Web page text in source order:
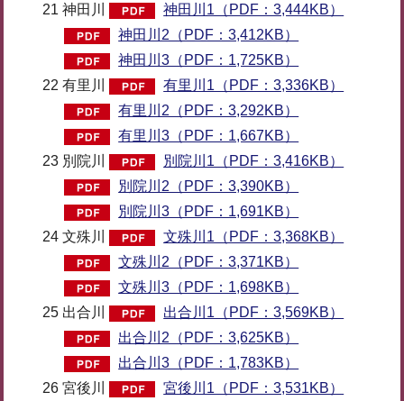
21 神田川
神田川1（PDF：3,444KB）
神田川2（PDF：3,412KB）
神田川3（PDF：1,725KB）
22 有里川
有里川1（PDF：3,336KB）
有里川2（PDF：3,292KB）
有里川3（PDF：1,667KB）
23 別院川
別院川1（PDF：3,416KB）
別院川2（PDF：3,390KB）
別院川3（PDF：1,691KB）
24 文殊川
文殊川1（PDF：3,368KB）
文殊川2（PDF：3,371KB）
文殊川3（PDF：1,698KB）
25 出合川
出合川1（PDF：3,569KB）
出合川2（PDF：3,625KB）
出合川3（PDF：1,783KB）
26 宮後川
宮後川1（PDF：3,531KB）